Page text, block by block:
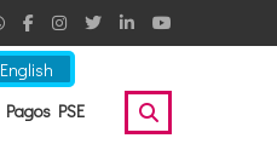
English
Pagos PSE